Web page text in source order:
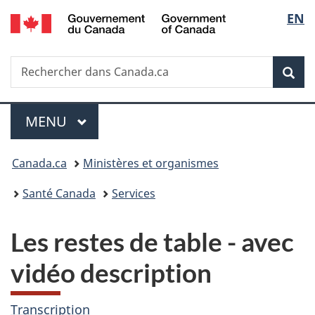
Passer
au
principal
Passer
à
Au
du
Passer
à
version
simplifiée
de
la
EN
Recherche
Rechercher
dans
Menu
MENU PRINCIPAL
Vous
êtes
Canada.ca
Ministères et organismes
Santé Canada
Services
Les restes de table - avec
vidéo description
Transcription